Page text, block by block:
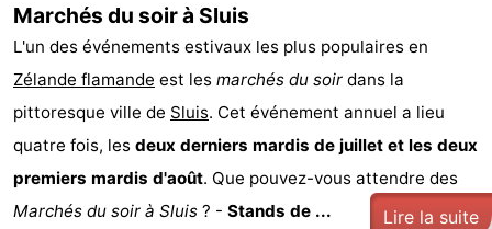
Marchés du soir à Sluis
L'un des événements estivaux les plus populaires en
Zélande flamande est les marchés du soir dans la
pittoresque ville de Sluis. Cet événement annuel a lieu
quatre fois, les deux derniers mardis de juillet et les deux
premiers mardis d'août. Que pouvez-vous attendre des
Marchés du soir à Sluis ? - Stands de ... Lire la suite